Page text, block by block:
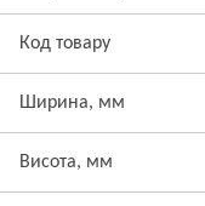
Код товару
Ширина, мм
Висота, мм